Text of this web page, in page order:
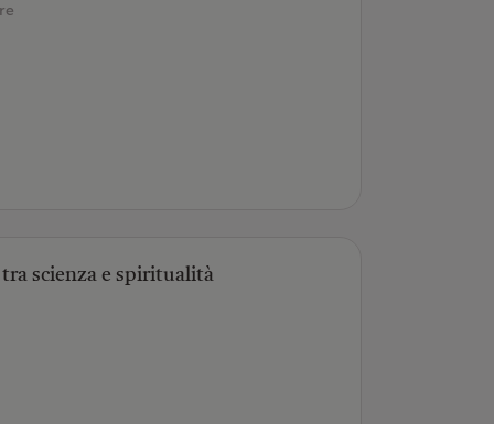
scienza e spiritualità